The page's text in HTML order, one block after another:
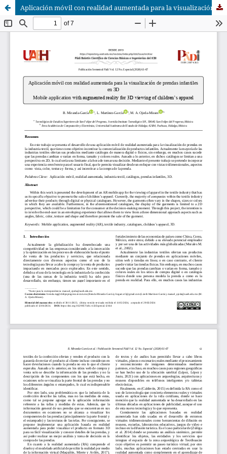
Aplicación móvil con realidad aumentada para la visualización de prendas infantiles en 3D